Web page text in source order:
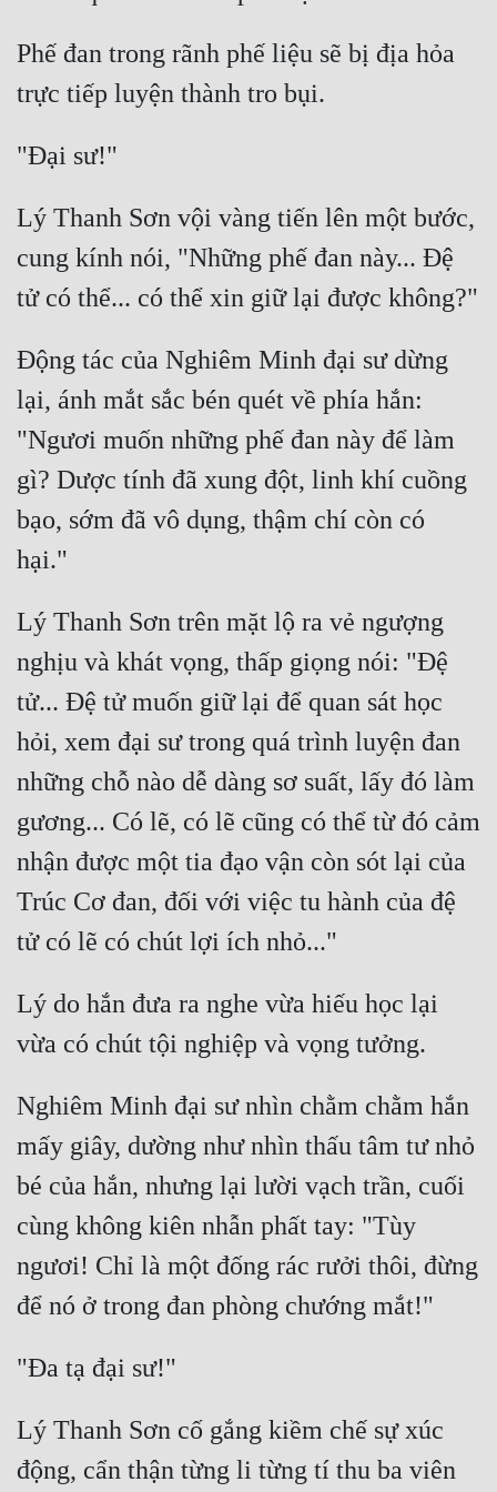
Phế đan trong rãnh phế liệu sẽ bị địa hỏa
Lý Thanh Sơn vội vàng tiến lên một bước,
cung kính nói, "Những phế đan này... Đệ
Động tác của Nghiêm Minh đại sư dừng
lại, ánh mắt sắc bén quét về phía hắn:
"Ngươi muốn những phế đan này để làm
gì? Dược tính đã xung đột, linh khí cuồng
bạo, sớm đã vô dụng, thậm chí còn có
Lý Thanh Sơn trên mặt lộ ra vẻ ngượng
nghịu và khát vọng, thấp giọng nói: "Đệ
tử... Đệ tử muốn giữ lại để quan sát học
hỏi, xem đại sư trong quá trình luyện đan
những chỗ nào dễ dàng sơ suất, lấy đó làm
gương... Có lẽ, có lẽ cũng có thể từ đó cảm
nhận được một tia đạo vận còn sót lại của
Trúc Cơ đan, đối với việc tu hành của đệ
Lý do hắn đưa ra nghe vừa hiếu học lại
Nghiêm Minh đại sư nhìn chằm chằm hắn
mấy giây, dường như nhìn thấu tâm tư nhỏ
bé của hắn, nhưng lại lười vạch trần, cuối
cùng không kiên nhẫn phất tay: "Tùy
ngươi! Chỉ là một đống rác rưởi thôi, đừng
Lý Thanh Sơn cố gắng kiềm chế sự xúc
động, cẩn thận từng li từng tí thu ba viên